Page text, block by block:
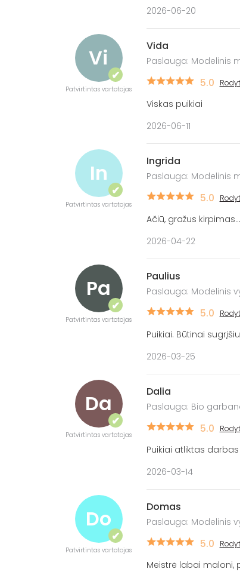
2026-06-20
Vi
✔
Patvirtintas vartotojas
Vida
Paslauga: Modelinis
5.0
Viskas puikiai
2026-06-11
In
✔
Patvirtintas vartotojas
Ingrida
Paslauga: Modelinis
5.0
Ačiū, gražus kirpimas...
2026-04-22
Pa
✔
Patvirtintas vartotojas
Paulius
Paslauga: Modelinis
5.0
Puikiai. Būtinai sugrįšiu
2026-03-25
Da
✔
Patvirtintas vartotojas
Dalia
Paslauga: Bio
5.0
Puikiai atliktas darbas
2026-03-14
Do
✔
Patvirtintas vartotojas
Domas
Paslauga: Modelinis
5.0
Meistrė labai maloni,